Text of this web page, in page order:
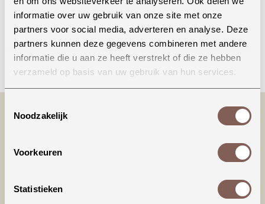
informatie over uw gebruik van onze site met onze
partners voor social media, adverteren en analyse. Deze
partners kunnen deze gegevens combineren met andere
informatie die u aan ze heeft verstrekt of die ze hebben
verzameld op basis van uw gebruik van hun services.
Noodzakelijk
Voorkeuren
Statistieken
Bellen